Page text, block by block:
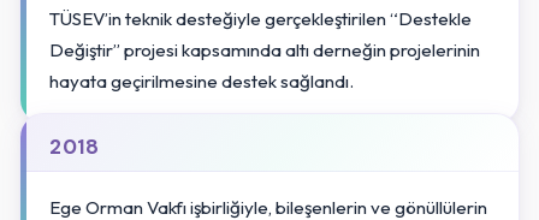
TÜSEV’in teknik desteğiyle gerçekleştirilen “Destekle
Değiştir” projesi kapsamında altı derneğin projelerinin
hayata geçirilmesine destek sağlandı.
2018
Ege Orman Vakfı işbirliğiyle, bileşenlerin ve gönüllülerin